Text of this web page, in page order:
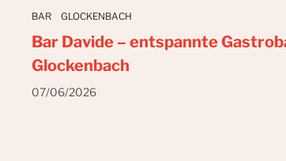
BAR GLOCKENBACH
Bar Davide – entspannte
Glockenbach
07/06/2026